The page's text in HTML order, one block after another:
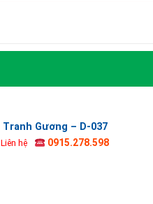
Tranh Gương – D-037
Liên hệ 0915.278.598